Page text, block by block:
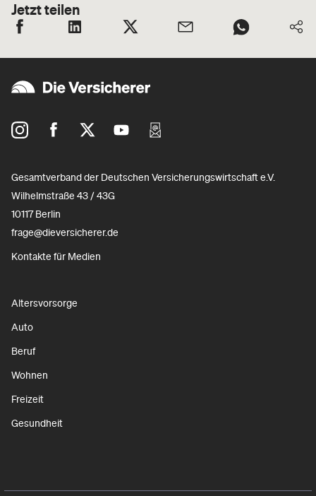
Jetzt teilen
Gesamtverband der Deutschen Versicherungswirtschaft e.V.
Wilhelmstraße 43 / 43G
10117 Berlin
frage@dieversicherer.de
Kontakte für Medien
Altersvorsorge
Auto
Beruf
Wohnen
Freizeit
Gesundheit